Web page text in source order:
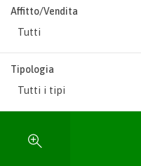
Affitto/Vendita
Tutti
Tipologia
Tutti i tipi